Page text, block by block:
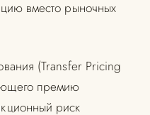
вместо рыночных
(Transfer Pricing
премию
риск